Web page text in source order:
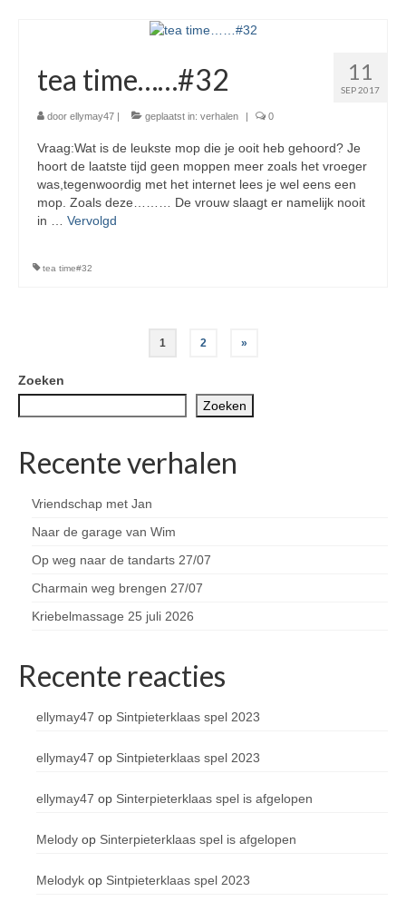
11
SEP 2017
tea time……#32
door ellymay47 geplaatst in: verhalen 0
Vraag:Wat is de leukste mop die je ooit heb gehoord? Je
hoort de laatste tijd geen moppen meer zoals het vroeger
was,tegenwoordig met het internet lees je wel eens een
mop. Zoals deze……… De vrouw slaagt er namelijk nooit
in … Vervolgd
tea time#32
paginering
1 2 »
Zoeken
Zoeken
Recente verhalen
Vriendschap met Jan
Naar de garage van Wim
Op weg naar de tandarts 27/07
Charmain weg brengen 27/07
Kriebelmassage 25 juli 2026
Recente reacties
ellymay47 op Sintpieterklaas spel 2023
ellymay47 op Sintpieterklaas spel 2023
ellymay47 op Sinterpieterklaas spel is afgelopen
Melody op Sinterpieterklaas spel is afgelopen
Melodyk op Sintpieterklaas spel 2023